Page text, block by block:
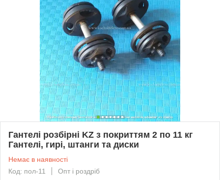
Гантелі розбірні KZ з покриттям 2 по 11 кг
Гантелі, гирі, штанги та диски
Немає в наявності
Код: пол-11
Опт і роздріб